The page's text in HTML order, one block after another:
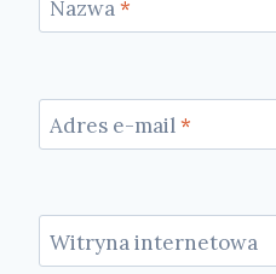
Nazwa*
Adres e-mail*
Witryna internetowa